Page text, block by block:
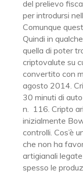
del prelievo
per introdursi
Comunque
Quindi in
quella di poter
criptovalute su
convertito con
agosto 2014.
30 minuti di
n. 116. Cripto
inizialmente
controlli. Cos’è
che non ha
artigianali
spesso le